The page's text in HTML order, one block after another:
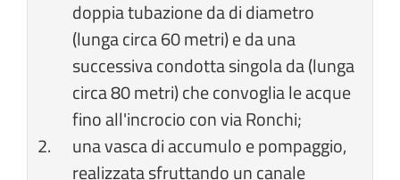
doppia tubazione da di diametro
(lunga circa 60 metri) e da una
successiva condotta singola da (lunga
circa 80 metri) che convoglia le acque
fino all'incrocio con via Ronchi;
una vasca di accumulo e pompaggio,
realizzata sfruttando un canale